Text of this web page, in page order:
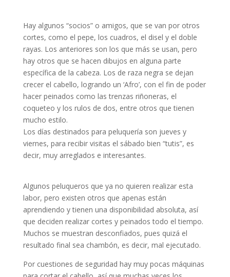
Hay algunos “socios” o amigos, que se van por otros
cortes, como el pepe, los cuadros, el disel y el doble
rayas. Los anteriores son los que más se usan, pero
hay otros que se hacen dibujos en alguna parte
específica de la cabeza. Los de raza negra se dejan
crecer el cabello, logrando un ‘Afro’, con el fin de poder
hacer peinados como las trenzas riñoneras, el
coqueteo y los rulos de dos, entre otros que tienen
mucho estilo.
Los días destinados para peluquería son jueves y
viernes, para recibir visitas el sábado bien “tutis”, es
decir, muy arreglados e interesantes.
Algunos peluqueros que ya no quieren realizar esta
labor, pero existen otros que apenas están
aprendiendo y tienen una disponibilidad absoluta, así
que deciden realizar cortes y peinados todo el tiempo.
Muchos se muestran desconfiados, pues quizá el
resultado final sea chambón, es decir, mal ejecutado.
Por cuestiones de seguridad hay muy pocas máquinas